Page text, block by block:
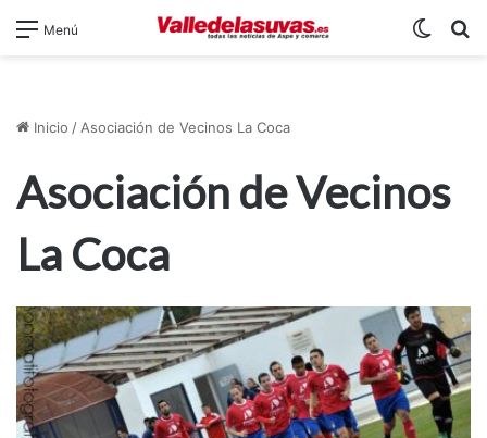
Menú
Inicio / Asociación de Vecinos La Coca
Asociación de Vecinos
La Coca